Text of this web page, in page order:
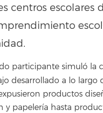
centros escolares
participante simuló la
desarrollado a lo
productos
y papelería hasta